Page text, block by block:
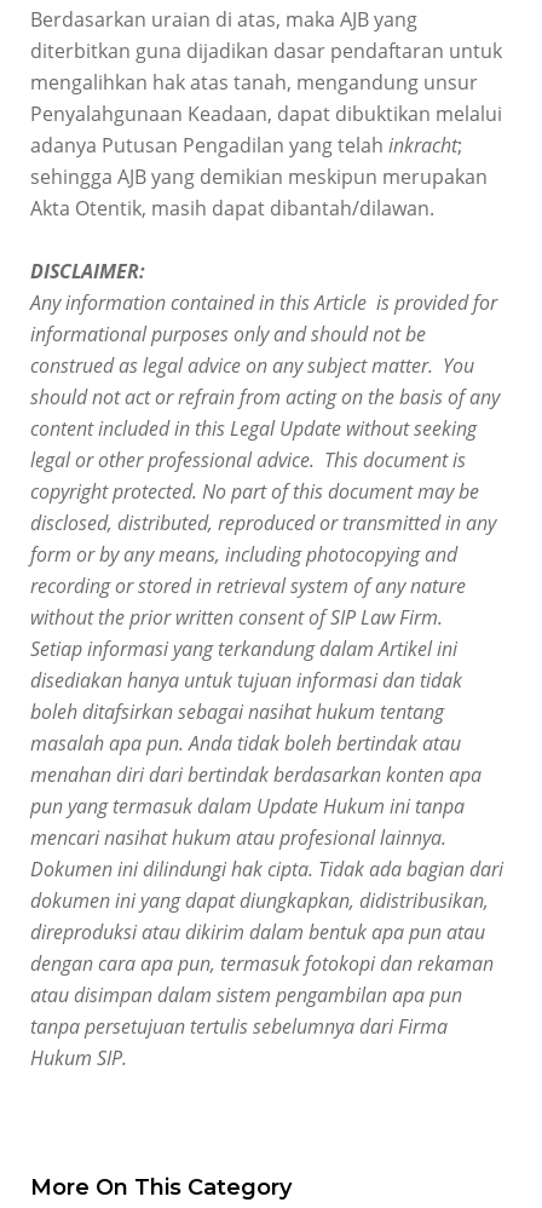
Berdasarkan uraian di atas, maka AJB yang
diterbitkan guna dijadikan dasar pendaftaran untuk
mengalihkan hak atas tanah, mengandung unsur
Penyalahgunaan Keadaan, dapat dibuktikan melalui
adanya Putusan Pengadilan yang telah inkracht;
sehingga AJB yang demikian meskipun merupakan
Akta Otentik, masih dapat dibantah/dilawan.
DISCLAIMER:
Any information contained in this Article is provided for
informational purposes only and should not be
construed as legal advice on any subject matter. You
should not act or refrain from acting on the basis of any
content included in this Legal Update without seeking
legal or other professional advice. This document is
copyright protected. No part of this document may be
disclosed, distributed, reproduced or transmitted in any
form or by any means, including photocopying and
recording or stored in retrieval system of any nature
without the prior written consent of SIP Law Firm.
Setiap informasi yang terkandung dalamArtikelini
disediakan hanya untuk tujuan informasi dan tidak
boleh ditafsirkan sebagai nasihat hukum tentang
masalah apa pun. Anda tidak boleh bertindak atau
menahan diri dari bertindak berdasarkan konten apa
pun yang termasuk dalam UpdateHukum ini tanpa
mencari nasihat hukum atau profesional lainnya.
Dokumen ini dilindungi hak cipta. Tidak ada bagian dari
dokumen ini yang dapat diungkapkan, didistribusikan,
direproduksi atau dikirim dalam bentuk apa pun atau
dengan cara apa pun, termasuk fotokopi dan rekaman
atau disimpan dalam sistem pengambilan apa pun
tanpa persetujuan tertulis sebelumnya dari Firma
Hukum SIP.
More On This Category